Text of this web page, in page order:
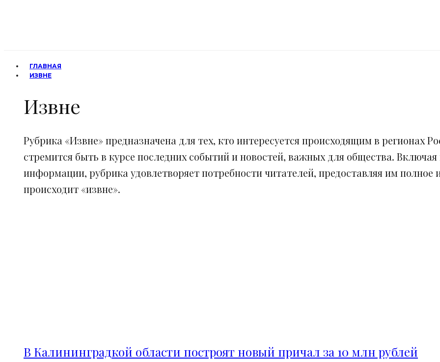
ГЛАВНАЯ
ИЗВНЕ
Извне
Рубрика «Извне» предназначена для тех, кто интересуется происходящим в регионах
стремится быть в курсе последних событий и новостей, важных для общества.
информации, рубрика удовлетворяет потребности читателей, предоставляя им полное
происходит «извне».
В Калининградкой области построят новый причал за 10 млн рублей